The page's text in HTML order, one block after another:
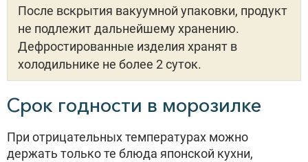
После вскрытия вакуумной упаковки, продукт
не подлежит дальнейшему хранению.
Дефростированные изделия хранят в
холодильнике не более 2 суток.
Срок годности в морозилке
При отрицательных температурах можно
держать только те блюда японской кухни,